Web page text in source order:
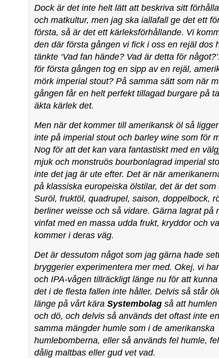
Dock är det inte helt lätt att beskriva sitt
och matkultur, men jag ska iallafall ge det ett
första, så är det ett kärleksförhållande. Vi
den där första gången vi fick i oss en rejäl dos
tänkte ‘Vad fan hände? Vad är detta för
för första gången tog en sipp av en rejäl,
mörk imperial stout? På samma sätt som när
gången får en helt perfekt tillagad burgare på
äkta kärlek det.
Men när det kommer till amerikansk öl så
inte på imperial stout och barley wine som för
Nog för att det kan vara fantastiskt med en
mjuk och monstruös bourbonlagrad imperial
inte det jag är ute efter. Det är när
på klassiska europeiska ölstilar, det är det som
Suröl, fruktöl, quadrupel, saison, doppelbock,
berliner weisse och så vidare. Gärna lagrat på
vinfat med en massa udda frukt, kryddor och
kommer i deras väg.
Det är dessutom något som jag gärna hade
bryggerier experimentera mer med. Okej, vi
och IPA-vågen tillräckligt länge nu för att
det i de flesta fallen inte håller. Delvis så står
länge på vårt kära Systembolagså att humlen
och dö, och delvis så används det oftast inte
samma mängder humle som i de amerikanska
humlebomberna, eller så används fel humle,
dålig maltbas eller gud vet vad.